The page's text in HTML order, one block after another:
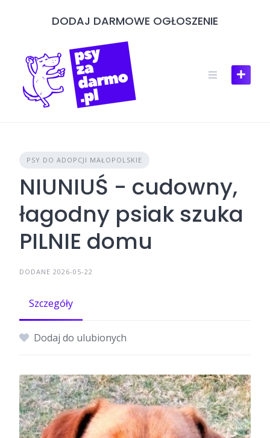
DODAJ DARMOWE OGŁOSZENIE
PSY DO ADOPCJI MAŁOPOLSKIE
NIUNIUŚ - cudowny,
łagodny psiak szuka
PILNIE domu
DODANE 2026-05-22
Szczegóły
Dodaj do ulubionych